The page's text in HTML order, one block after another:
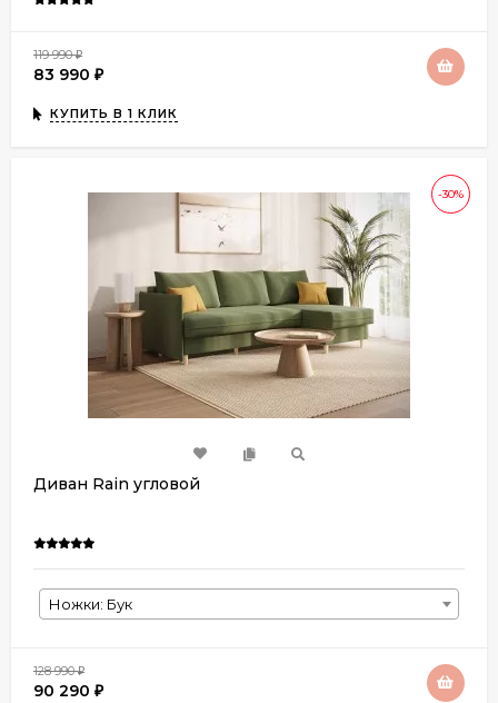
119 990₽
83 990 ₽
КУПИТЬ В 1 КЛИК
-30%
Диван Rain угловой
Ножки: Бук
128 990₽
90 290 ₽